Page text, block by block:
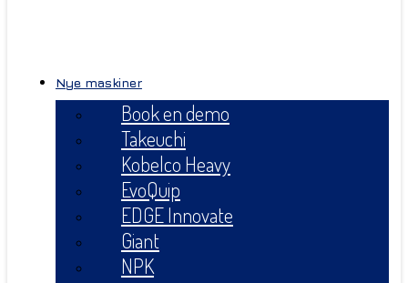
Nye maskiner
Book en demo
Takeuchi
Kobelco Heavy
EvoQuip
EDGE Innovate
Giant
NPK